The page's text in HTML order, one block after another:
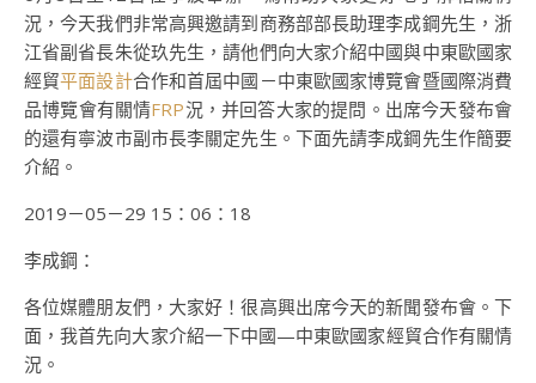
況，今天我們非常高興邀請到商務部部長助理李成鋼先生，浙
江省副省長朱從玖先生，請他們向大家介紹中國與中東歐國家
經貿平面設計合作和首屆中國－中東歐國家博覽會暨國際消費
品博覽會有關情FRP況，并回答大家的提問。出席今天發布會
的還有寧波市副市長李關定先生。下面先請李成鋼先生作簡要
介紹。
2019－05－29 15：06：18
李成鋼：
各位媒體朋友們，大家好！很高興出席今天的新聞發布會。下
面，我首先向大家介紹一下中國—中東歐國家經貿合作有關情
況。